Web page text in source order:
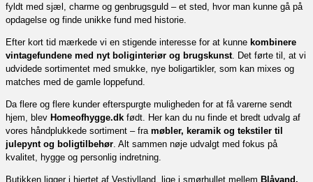
fyldt med sjæl, charme og genbrugsguld – et sted, hvor man kunne gå på
opdagelse og finde unikke fund med historie.
Efter kort tid mærkede vi en stigende interesse for at kunne kombinere
vintagefundene med nyt boliginteriør og brugskunst. Det førte til, at vi
udvidede sortimentet med smukke, nye boligartikler, som kan mixes og
matches med de gamle loppefund.
Da flere og flere kunder efterspurgte muligheden for at få varerne sendt
hjem, blev Homeofhygge.dk født. Her kan du nu finde et bredt udvalg af
vores håndplukkede sortiment – fra møbler, keramik og tekstiler til
julepynt og boligtilbehør. Alt sammen nøje udvalgt med fokus på
kvalitet, hygge og personlig indretning.
Butikken ligger i hjertet af Vestjylland, lige i smørhullet mellem Blåvand,